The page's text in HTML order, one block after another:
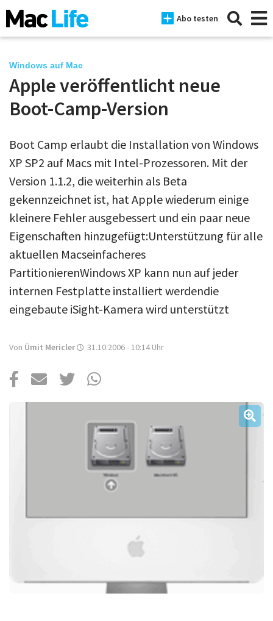
Abo testen
News
Mac
iPad
Tests
Tipps
Magazine
Über uns
Podcast
Windows auf Mac
Apple veröffentlicht neue
Boot-Camp-Version
Boot Camp erlaubt die Installation von Windows
XP SP2 auf Macs mit Intel-Prozessoren. Mit der
Version 1.1.2, die weiterhin als Beta
gekennzeichnet ist, hat Apple wiederum einige
kleinere Fehler ausgebessert und ein paar neue
Eigenschaften hinzugefügt:Unterstützung für alle
aktuellen Macseinfacheres
PartitionierenWindows XP kann nun auf jeder
internen Festplatte installiert werdendie
eingebaute iSight-Kamera wird unterstützt
Von Ümit Mericler 31.10.2006 - 10:14 Uhr